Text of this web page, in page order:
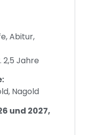
Abitur,
2,5 Jahre
Nagold
und 2027,